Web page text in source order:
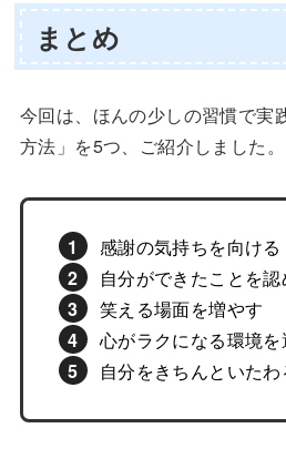
まとめ
今回は、ほんの少しの習慣で実
方法」を5つ、ご紹介しました。
感謝の気持ちを向ける
自分ができたことを認
笑える場面を増やす
心がラクになる環境を
自分をきちんといた